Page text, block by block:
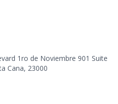
1ro de Noviembre 901 Suite
Cana, 23000